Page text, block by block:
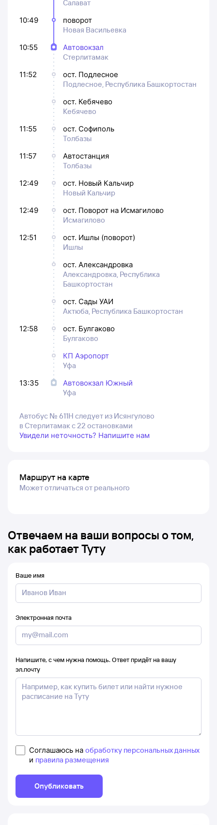
Салават
10:49
поворот
Новая Васильевка
10:55
Автовокзал
Стерлитамак
11:52
ост. Подлесное
Подлесное, Республика Башкортостан
ост. Кебячево
Кебячево
11:55
ост. Софиполь
Толбазы
11:57
Автостанция
Толбазы
12:49
ост. Новый Кальчир
Новый Кальчир
12:49
ост. Поворот на Исмагилово
Исмагилово
12:51
ост. Ишлы (поворот)
Ишлы
ост. Александровка
Александровка, Республика
Башкортостан
ост. Сады УАИ
Актюба, Республика Башкортостан
12:58
ост. Булгаково
Булгаково
КП Аэропорт
Уфа
13:35
Автовокзал Южный
Уфа
Автобус № 611Н следует из Исянгулово
в Стерлитамак с 22 остановками
Увидели неточность? Напишите нам
Маршрут на карте
Может отличаться от реального
Отвечаем на ваши вопросы о том,
как работает Туту
Ваше имя
Электронная почта
Напишите, с чем нужна помощь. Ответ придёт на вашу
эл.почту
Соглашаюсь на обработку персональных данных
и правила размещения
Опубликовать